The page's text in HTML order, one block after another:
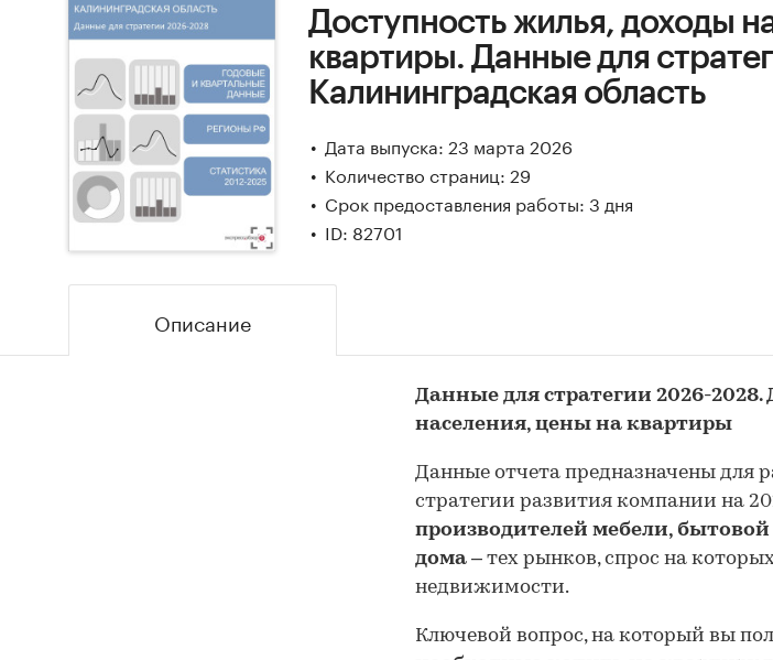
Доступность жилья, доходы
квартиры. Данные для
Калининградская область
Дата выпуска: 23 марта 2026
Количество страниц: 29
Срок предоставления работы: 3 дня
ID: 82701
Описание
Данные для стратегии 2026-
населения, цены на квартиры
Данные отчета предназначены для
стратегии развития компании на
производителей мебели,
дома – тех рынков, спрос на
недвижимости.
Ключевой вопрос, на который вы